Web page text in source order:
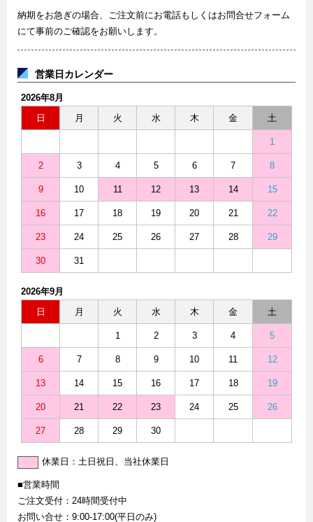
納期をお急ぎの場合、ご注文前にお電話もしくはお問合せフォーム
にて事前のご確認をお願いします。
営業日カレンダー
2026年8月
日
月 火 水 木 金 土
1
2 3 4 5 6 7 8
9 10 11 12 13 14 15
16 17 18 19 20 21 22
23 24 25 26 27 28 29
30 31
2026年9月
日
月 火 水 木 金 土
1 2 3 4 5
6 7 8 9 10 11 12
13 14 15 16 17 18 19
20 21 22 23 24 25 26
27 28 29 30
休業日：土日祝日、当社休業日
■営業時間
ご注文受付：24時間受付中
お問い合せ：9:00-17:00(平日のみ)